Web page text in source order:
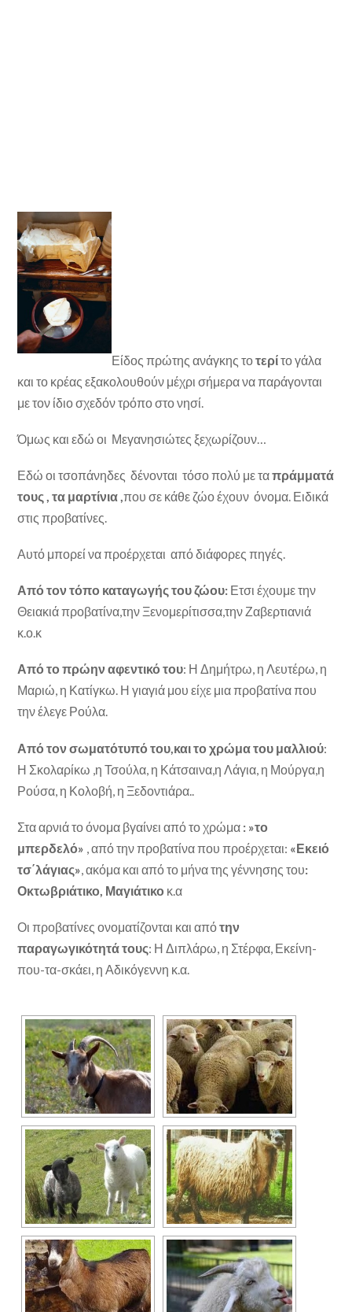
Είδος πρώτης ανάγκης τοτερίτο γάλα
και το κρέας εξακολουθούν μέχρι σήμερα να παράγονται
με τον ίδιο σχεδόν τρόπο στο νησί.
Όμως και εδώ οι Μεγανησιώτες ξεχωρίζουν…
Εδώ οι τσοπάνηδες δένονται τόσο πολύ με ταπράμματά
τους , τα μαρτίνια ,που σε κάθε ζώο έχουν όνομα. Ειδικά
στις προβατίνες.
Αυτό μπορεί να προέρχεται από διάφορες πηγές.
Από τον τόπο καταγωγής του ζώου: Ετσι έχουμε την
Θειακιά προβατίνα,την Ξενομερίτισσα,την Ζαβερτιανιά
κ.ο.κ
Από το πρώην αφεντικό του: Η Δημήτρω, η Λευτέρω, η
Μαριώ, η Κατίγκω. Η γιαγιά μου είχε μια προβατίνα που
την έλεγε Ρούλα.
Από τον σωματότυπό του,και το χρώμα του μαλλιού:
Η Σκολαρίκω ,η Τσούλα, η Κάτσαινα,η Λάγια, η Μούργα,η
Ρούσα, η Κολοβή, η Ξεδοντιάρα..
Στα αρνιά το όνομα βγαίνει από το χρώμα : »το
μπερδελό» , από την προβατίνα που προέρχεται: «Εκειό
τσ΄λάγιας», ακόμα και από το μήνα της γέννησης του:
Οκτωβριάτικο, Μαγιάτικο κ.α
Οι προβατίνες ονοματίζονται και απότην
παραγωγικότητά τους: Η Διπλάρω, η Στέρφα, Εκείνη-
που-τα-σκάει, η Αδικόγεννη κ.α.